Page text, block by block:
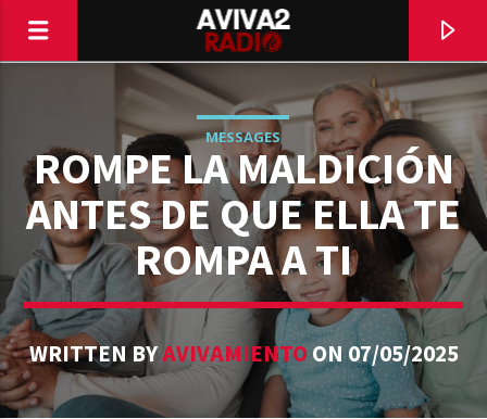
CURRENT TRACK
MESSAGES
ROMPE LA MALDICIÓN
ANTES DE QUE ELLA TE
ROMPA A TI
WRITTEN BYAVIVAMIENTO ON 07/05/2025